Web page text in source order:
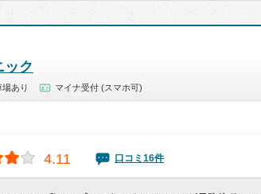
ック
場あり マイナ受付 (スマホ可)
4.11 口コミ16件